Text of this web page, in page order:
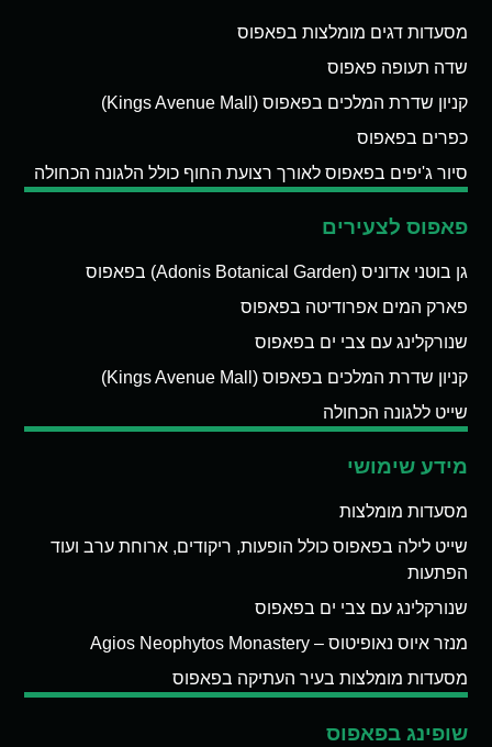
מסעדות דגים מומלצות בפאפוס
שדה תעופה פאפוס
קניון שדרת המלכים בפאפוס (Kings Avenue Mall)
כפרים בפאפוס
סיור ג'יפים בפאפוס לאורך רצועת החוף כולל הלגונה הכחולה
פאפוס לצעירים
גן בוטני אדוניס (Adonis Botanical Garden) בפאפוס
פארק המים אפרודיטה בפאפוס
שנורקלינג עם צבי ים בפאפוס
קניון שדרת המלכים בפאפוס (Kings Avenue Mall)
שייט ללגונה הכחולה
מידע שימושי
מסעדות מומלצות
שייט לילה בפאפוס כולל הופעות, ריקודים, ארוחת ערב ועוד
הפתעות
שנורקלינג עם צבי ים בפאפוס
מנזר איוס נאופיטוס – Agios Neophytos Monastery
מסעדות מומלצות בעיר העתיקה בפאפוס
שופינג בפאפוס